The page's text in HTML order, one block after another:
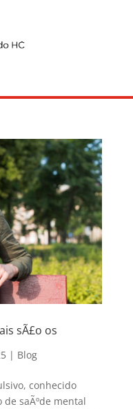
sÃ£o os
| Blog
conhecido
de saÃºde mental